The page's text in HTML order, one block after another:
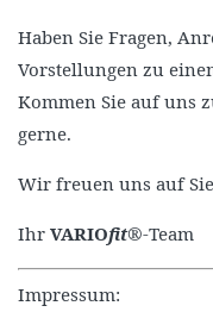
Haben Sie Fragen,
Vorstellungen zu
Kommen Sie auf uns
gerne.
Wir freuen uns auf
Ihr VARIOfit®-Team
Impressum: